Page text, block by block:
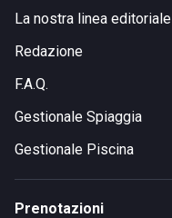
La nostra linea editoriale
Redazione
F.A.Q.
Gestionale Spiaggia
Gestionale Piscina
Prenotazioni